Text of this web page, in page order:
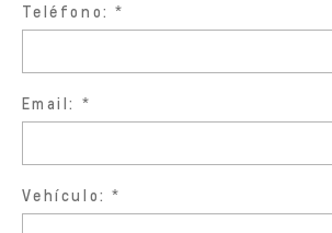
Teléfono:
Email:
Vehículo: